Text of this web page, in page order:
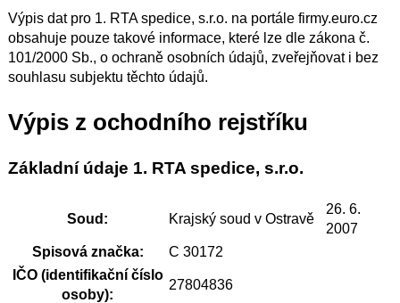
Výpis dat pro 1. RTA spedice, s.r.o. na portále firmy.euro.cz
obsahuje pouze takové informace, které lze dle zákona č.
101/2000 Sb., o ochraně osobních údajů, zveřejňovat i bez
souhlasu subjektu těchto údajů.
Výpis z ochodního rejstříku
Základní údaje 1. RTA spedice, s.r.o.
Soud: Krajský soud v Ostravě
26. 6.
2007
Spisová značka:
C 30172
IČO (identifikační číslo
osoby):
27804836